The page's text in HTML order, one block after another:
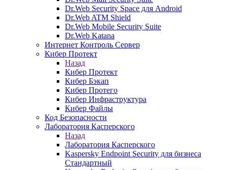
Dr.Web Security Space для Android
Dr.Web ATM Shield
Dr.Web Mobile Security Suite
Dr.Web Katana
Интернет Контроль Сервер
Кибер Протект
Назад
Кибер Протект
Кибер Бэкап
Кибер Протего
Кибер Инфраструктура
Кибер Файлы
Код Безопасности
Лаборатория Касперского
Назад
Лаборатория Касперского
Kaspersky Endpoint Security для бизнеса
Стандартный